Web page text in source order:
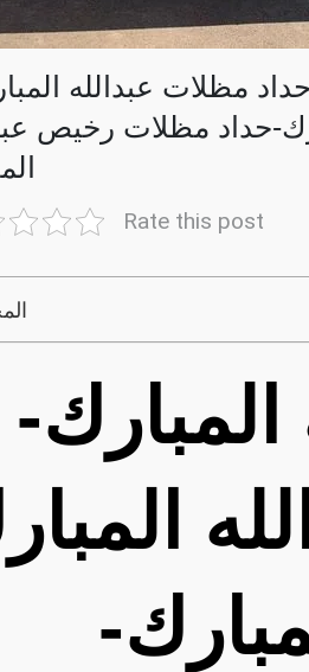
عبدالله المبارك 66185066- حداد مظلات
حداد مظلات رخيص
Rate this post